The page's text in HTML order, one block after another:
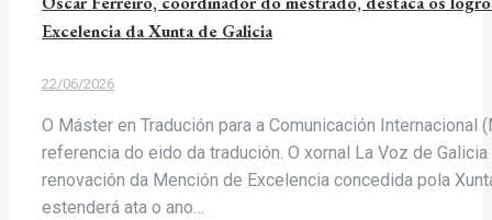
Excelencia da Xunta de Galicia
22/06/2026
O Máster en Tradución para a Comunicación
referencia do eido da tradución. O xornal La Voz de
renovación da Mención de Excelencia concedida pola
estenderá ata o ano…